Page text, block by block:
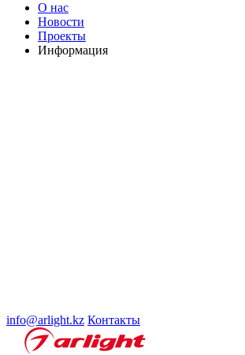
О нас
Новости
Проекты
Информация
info@arlight.kz Контакты